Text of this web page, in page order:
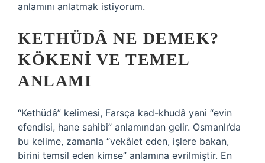
anlamını anlatmak istiyorum.
KETHÜDÂ NE DEMEK?
KÖKENI VE TEMEL
ANLAMI
“Kethüdâ” kelimesi, Farsça kad-khudâ yani “evin
efendisi, hane sahibi” anlamından gelir. Osmanlı’da
bu kelime, zamanla “vekâlet eden, işlere bakan,
birini temsil eden kimse” anlamına evrilmiştir. En